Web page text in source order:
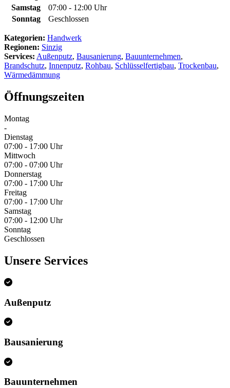
Samstag
07:00 - 12:00 Uhr
Sonntag
Geschlossen
Kategorien: Handwerk
Regionen: Sinzig
Services: Außenputz, Bausanierung, Bauunternehmen,
Brandschutz, Innenputz, Rohbau, Schlüsselfertigbau, Trockenbau,
Wärmedämmung
Öffnungszeiten
Montag
-
Dienstag
07:00 - 17:00 Uhr
Mittwoch
07:00 - 07:00 Uhr
Donnerstag
07:00 - 17:00 Uhr
Freitag
07:00 - 17:00 Uhr
Samstag
07:00 - 12:00 Uhr
Sonntag
Geschlossen
Unsere Services
Außenputz
Bausanierung
Bauunternehmen